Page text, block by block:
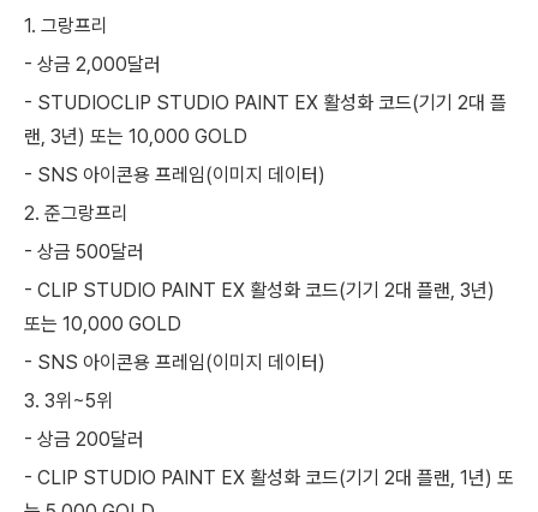
1. 그랑프리
- 상금 2,000달러
- STUDIOCLIP STUDIO PAINT EX 활성화 코드(기기 2대 플
랜, 3년) 또는 10,000 GOLD
- SNS 아이콘용 프레임(이미지 데이터)
2. 준그랑프리
- 상금 500달러
- CLIP STUDIO PAINT EX 활성화 코드(기기 2대 플랜, 3년)
또는 10,000 GOLD
- SNS 아이콘용 프레임(이미지 데이터)
3. 3위~5위
- 상금 200달러
- CLIP STUDIO PAINT EX 활성화 코드(기기 2대 플랜, 1년) 또